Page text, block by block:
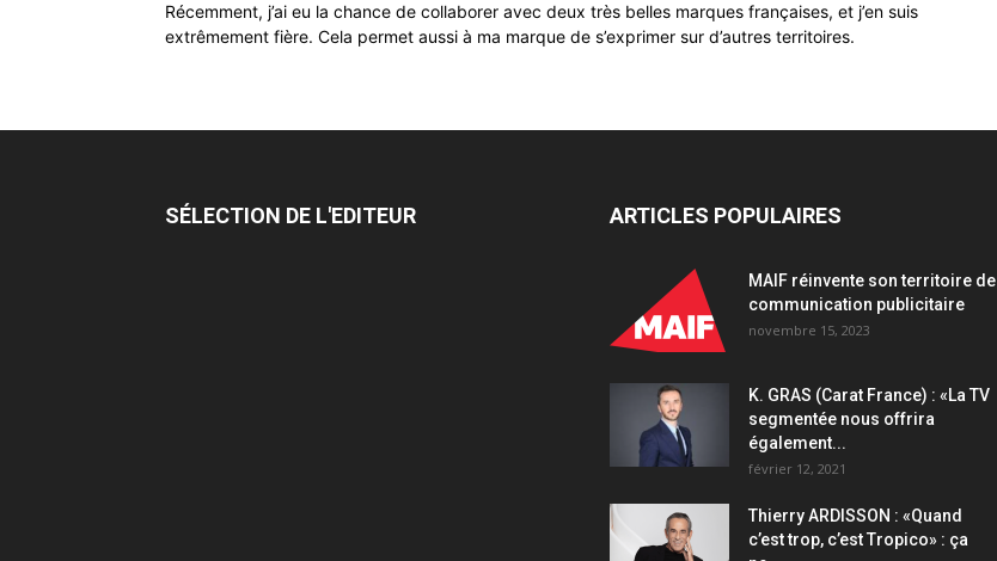
souvent
de
Récemment, j’ai eu la chance de collaborer avec deux très belles marques françaises, et j’en suis
extrêmement fière. Cela permet aussi à ma marque de s’exprimer sur d’autres territoires.
SÉLECTION DE L'EDITEUR ARTICLES POPULAIRES
MAIF réinvente son territoire de
communication publicitaire
novembre 15, 2023
K. GRAS (Carat France) : «La TV
segmentée nous offrira
également...
février 12, 2021
Thierry ARDISSON : «Quand
c’est trop, c’est Tropico» : ça